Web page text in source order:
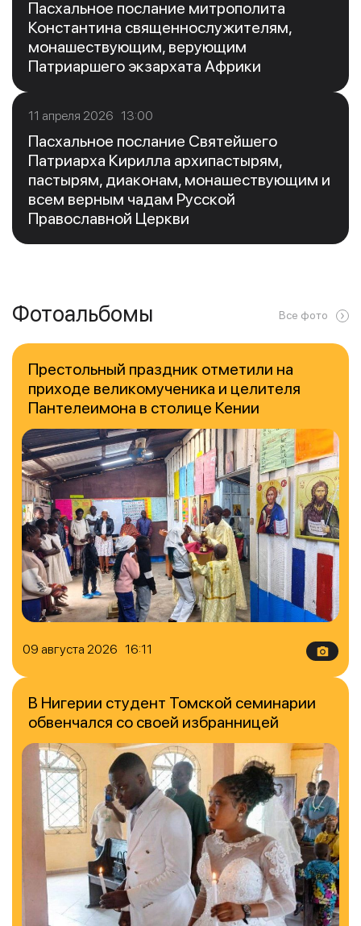
Пасхальное послание митрополита
Константина священнослужителям,
монашествующим, верующим
Патриаршего экзархата Африки
11 апреля 2026 13:00
Пасхальное послание Святейшего
Патриарха Кирилла архипастырям,
пастырям, диаконам, монашествующим и
всем верным чадам Русской
Православной Церкви
Фотоальбомы Все фото
09 августа 2026 16:11
Престольный праздник отметили на
приходе великомученика и целителя
Пантелеимона в столице Кении
В Нигерии студент Томской семинарии
обвенчался со своей избранницей